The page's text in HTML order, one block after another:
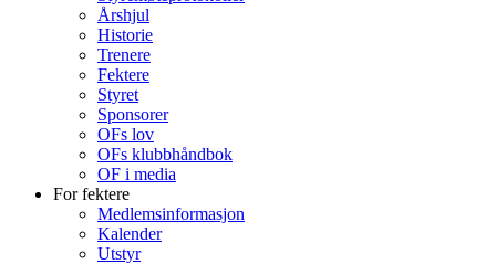
Årshjul
Historie
Trenere
Fektere
Styret
Sponsorer
OFs lov
OFs klubbhåndbok
OF i media
For fektere
Medlemsinformasjon
Kalender
Utstyr